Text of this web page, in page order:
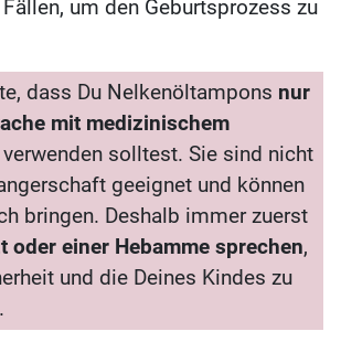
um den Geburtsprozess zu
dass Du Nelkenöltampons nur
mit medizinischem
verwenden solltest. Sie sind nicht
geeignet und können
bringen. Deshalb immer zuerst
oder einer Hebamme sprechen,
und die Deines Kindes zu